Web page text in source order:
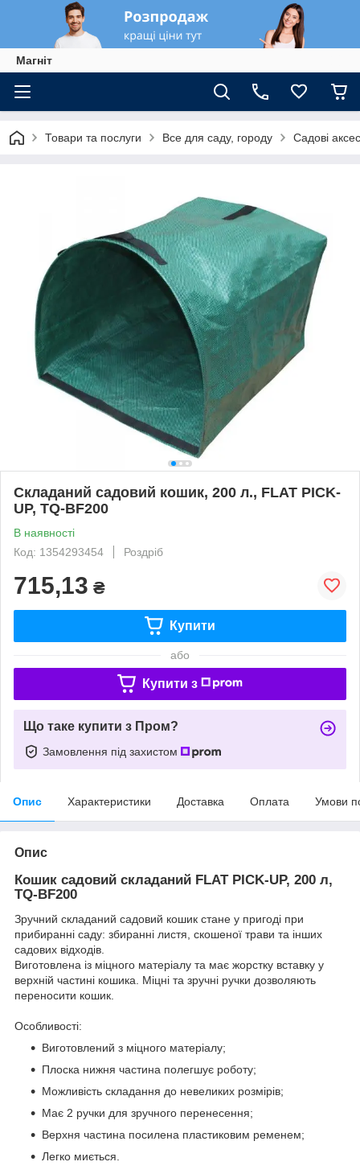
Магніт
Товари та послуги Все для саду, городу Садові
Складаний садовий кошик, 200 л., FLAT PICK-
UP, TQ-BF200
В наявності
Код: 1354293454
Роздріб
715,13 ₴
Купити
або
Купити з
Що таке купити з Пром?
Замовлення під захистом
Опис Характеристики Доставка Оплата Умови
Опис
Кошик садовий складаний FLAT PICK-UP, 200 л,
TQ-BF200
Зручний складаний садовий кошик стане у пригоді при
прибиранні саду: збиранні листя, скошеної трави та інших
садових відходів.
Виготовлена із міцного матеріалу та має жорстку вставку у
верхній частині кошика. Міцні та зручні ручки дозволяють
переносити кошик.
Особливості:
Виготовлений з міцного матеріалу;
Плоска нижня частина полегшує роботу;
Можливість складання до невеликих розмірів;
Має 2 ручки для зручного перенесення;
Верхня частина посилена пластиковим ременем;
Легко миється.